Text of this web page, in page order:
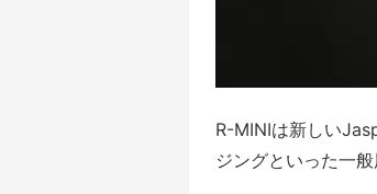
R-MINIは新しい
ジングといった一